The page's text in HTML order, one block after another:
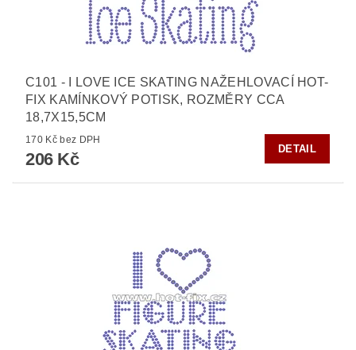
C101 - I LOVE ICE SKATING NAŽEHLOVACÍ HOT-
FIX KAMÍNKOVÝ POTISK, ROZMĚRY CCA
18,7X15,5CM
170 Kč bez DPH
206 Kč
DETAIL